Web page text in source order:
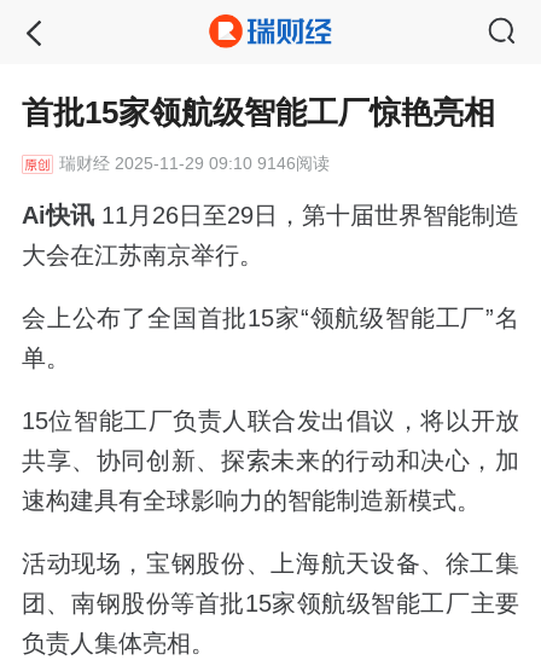
首批15家领航级智能工厂惊艳亮相
瑞财经2025-11-29 09:10 9146阅读
Ai快讯11月26日至29日，第十届世界智能制造
大会在江苏南京举行。
会上公布了全国首批15家“领航级智能工厂”名
单。
15位智能工厂负责人联合发出倡议，将以开放
共享、协同创新、探索未来的行动和决心，加
速构建具有全球影响力的智能制造新模式。
活动现场，宝钢股份、上海航天设备、徐工集
团、南钢股份等首批15家领航级智能工厂主要
负责人集体亮相。